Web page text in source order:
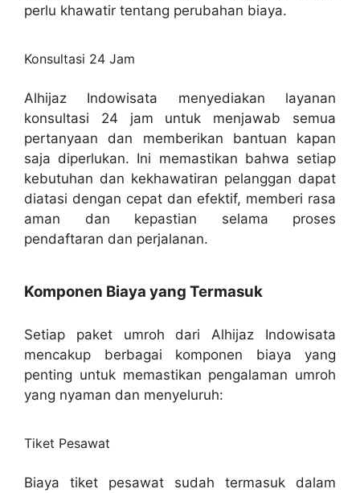
perlu khawatir tentang perubahan biaya.
Konsultasi 24 Jam
Alhijaz Indowisata menyediakan layanan
konsultasi 24 jam untuk menjawab semua
pertanyaan dan memberikan bantuan kapan
saja diperlukan. Ini memastikan bahwa setiap
kebutuhan dan kekhawatiran pelanggan dapat
diatasi dengan cepat dan efektif, memberi rasa
aman dan kepastian selama proses
pendaftaran dan perjalanan.
Komponen Biaya yang Termasuk
Setiap paket umroh dari Alhijaz Indowisata
mencakup berbagai komponen biaya yang
penting untuk memastikan pengalaman umroh
yang nyaman dan menyeluruh:
Tiket Pesawat
Biaya tiket pesawat sudah termasuk dalam